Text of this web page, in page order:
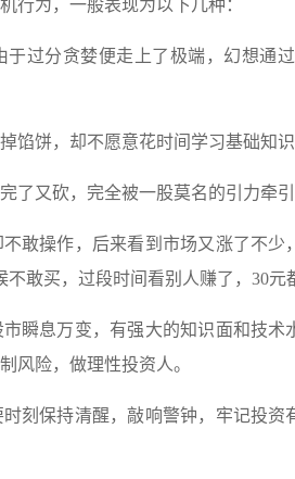
行为，一般表现为以下几种：
过分贪婪便走上了极端，幻想通
馅饼，却不愿意花时间学习基础知
了又砍，完全被一股莫名的引力牵
敢操作，后来看到市场又涨了不
敢买，过段时间看别人赚了，30元
瞬息万变，有强大的知识面和技
风险，做理性投资人。
刻保持清醒，敲响警钟，牢记投